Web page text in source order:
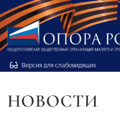
Версия для слабовидящих
НОВОСТИ